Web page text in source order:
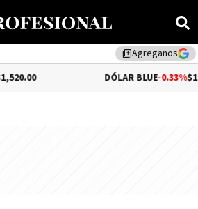
library_addAgreganos
DÓLAR BLUE-0.33%$1,540.00